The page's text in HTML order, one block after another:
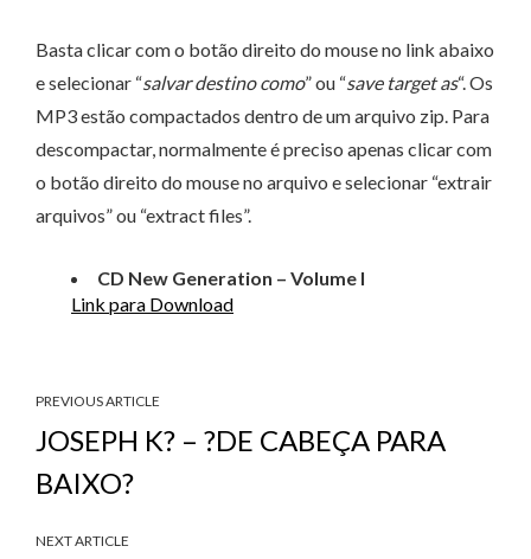
Basta clicar com o botão direito do mouse no link abaixo
e selecionar “salvar destino como” ou “save target as“. Os
MP3 estão compactados dentro de um arquivo zip. Para
descompactar, normalmente é preciso apenas clicar com
o botão direito do mouse no arquivo e selecionar “extrair
arquivos” ou “extract files”.
CD New Generation – Volume I
Link para Download
PREVIOUS ARTICLE
JOSEPH K? – ?DE CABEÇA PARA
BAIXO?
NEXT ARTICLE